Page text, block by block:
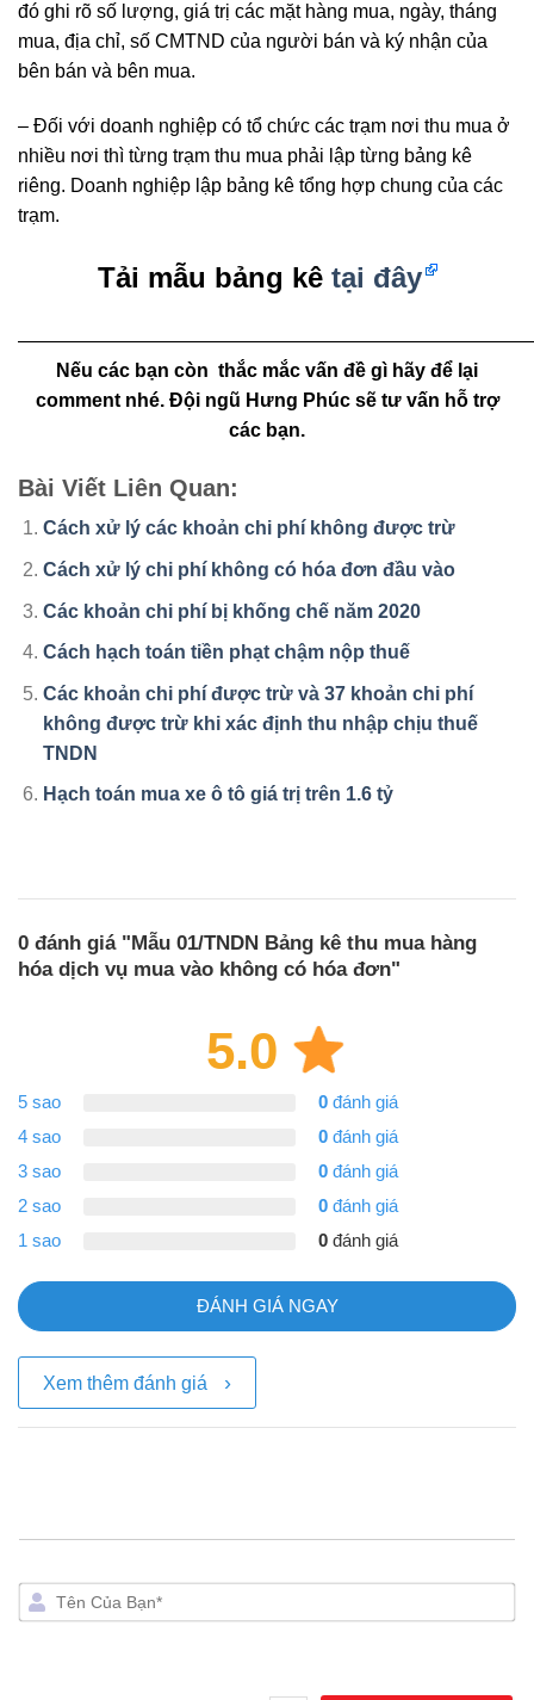
đó ghi rõ số lượng, giá trị các mặt hàng mua, ngày, tháng
mua, địa chỉ, số CMTND của người bán và ký nhận của
bên bán và bên mua.
– Đối với doanh nghiệp có tổ chức các trạm nơi thu mua ở
nhiều nơi thì từng trạm thu mua phải lập từng bảng kê
riêng. Doanh nghiệp lập bảng kê tổng hợp chung của các
trạm.
Tải mẫu bảng kê tại đây
Nếu các bạn còn thắc mắc vấn đề gì hãy để lại
comment nhé. Đội ngũ Hưng Phúc sẽ tư vấn hỗ trợ
các bạn.
Bài Viết Liên Quan:
Cách xử lý các khoản chi phí không được trừ
Cách xử lý chi phí không có hóa đơn đầu vào
Các khoản chi phí bị khống chế năm 2020
Cách hạch toán tiền phạt chậm nộp thuế
Các khoản chi phí được trừ và 37 khoản chi phí
không được trừ khi xác định thu nhập chịu thuế
TNDN
Hạch toán mua xe ô tô giá trị trên 1.6 tỷ
0 đánh giá "Mẫu 01/TNDN Bảng kê thu mua hàng
hóa dịch vụ mua vào không có hóa đơn"
5.0
5 sao 0 đánh giá
4 sao
0 đánh giá
3 sao
0 đánh giá
2 sao
0 đánh giá
1 sao
0 đánh giá
ĐÁNH GIÁ NGAY
Xem thêm đánh giá ›